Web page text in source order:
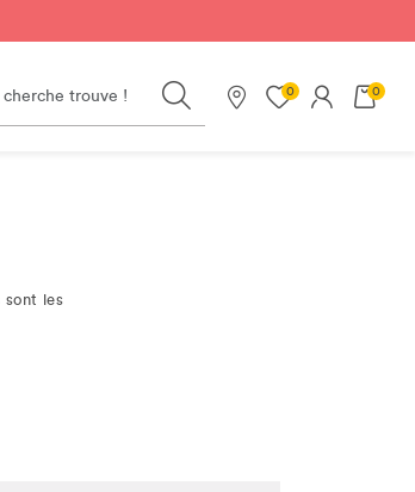
Search
Nos magasins
0 0
sont les